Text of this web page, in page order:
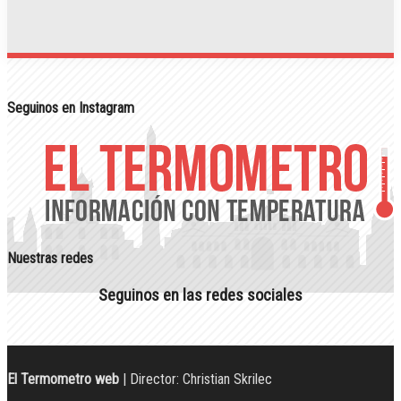
Seguinos en Instagram
Nuestras redes
Seguinos en las redes sociales
El Termometro web | Director: Christian Skrilec